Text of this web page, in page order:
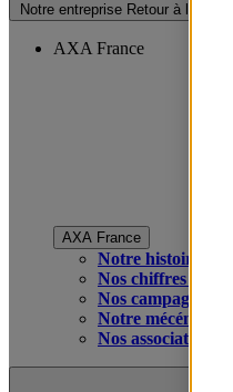
Notre entreprise Retour à la
AXA France
AXA France
Notre histoire
Nos chiffres clés
Nos campagnes
Notre mécénat
Nos associations